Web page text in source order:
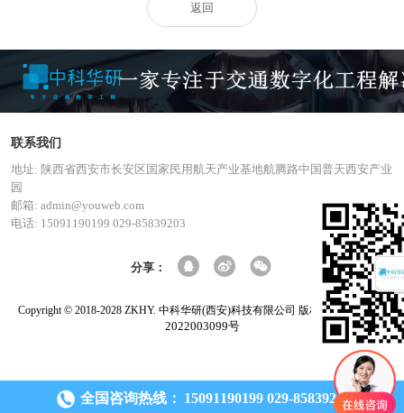
返回
联系我们
地址: 陕西省西安市长安区国家民用航天产业基地航腾路中国普天西安产业
园
邮箱: admin@youweb.com
电话: 15091190199 029-85839203
分享：
Copyright © 2018-2028 ZKHY. 中科华研(西安)科技有限公司 版权所有 陕ICP备
2022003099号
全国咨询热线： 15091190199 029-85839203